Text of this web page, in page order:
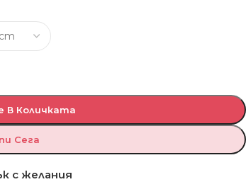
В Количката
Сега
с желания